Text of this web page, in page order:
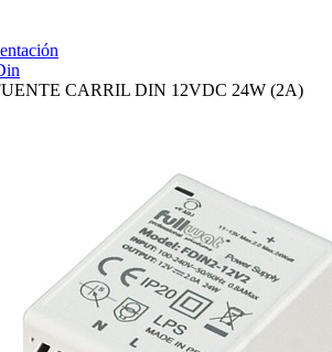
CARRIL DIN 12VDC 24W (2A)